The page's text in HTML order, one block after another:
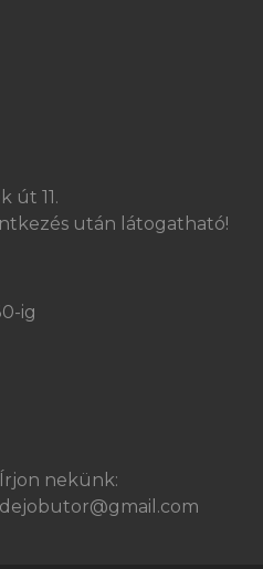
út 11.
után látogatható!
ig
Írjon nekünk:
dejobutor@gmail.com